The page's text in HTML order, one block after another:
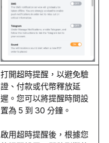
打開超時提醒，以避免驗
證、付款或代幣釋放延
遲。您可以將提醒時間設
置為 5 到 30 分鐘。
啟用超時提醒後，根據您